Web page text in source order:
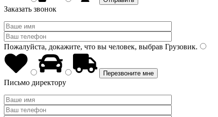
Заказать звонок
Пожалуйста, докажите, что вы человек, выбрав Грузовик.
Письмо директору